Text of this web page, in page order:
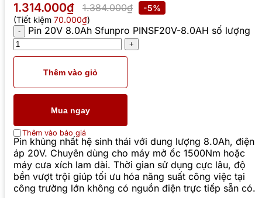
1.314.000₫ 1.384.000₫
-5%
(Tiết kiệm 70.000₫)
Pin 20V 8.0Ah Sfunpro PINSF20V-8.0AH số lượng
Thêm vào giỏ
Mua ngay
Thêm vào báo giá
Pin khủng nhất hệ sinh thái với dung lượng 8.0Ah, điện
áp 20V. Chuyên dùng cho máy mở ốc 1500Nm hoặc
máy cưa xích lam dài. Thời gian sử dụng cực lâu, độ
bền vượt trội giúp tối ưu hóa năng suất công việc tại
công trường lớn không có nguồn điện trực tiếp sẵn có.